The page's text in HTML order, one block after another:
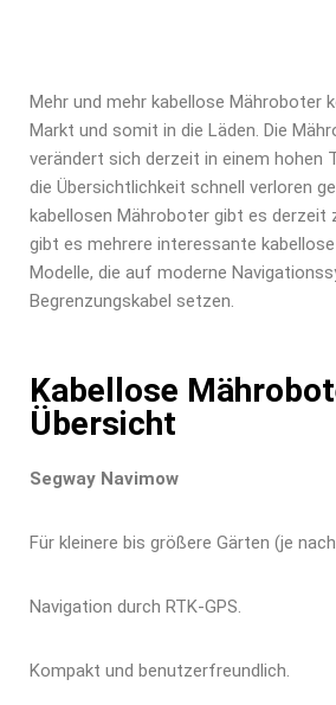
Mehr und mehr kabellose Mähroboter
Markt und somit in die Läden. Die
verändert sich derzeit in einem hohen
die Übersichtlichkeit schnell verloren
kabellosen Mähroboter gibt es derzeit
gibt es mehrere interessante
Modelle, die auf moderne
Begrenzungskabel setzen.
Kabellose
Übersicht
Segway Navimow
Für kleinere bis größere Gärten (je
Navigation durch RTK-GPS.
Kompakt und benutzerfreundlich.